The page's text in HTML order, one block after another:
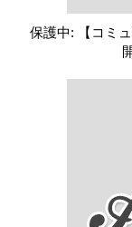
保護中: 【コミ